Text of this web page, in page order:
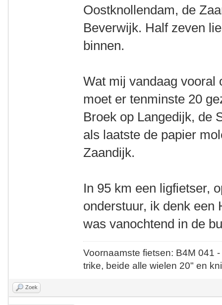
Oostknollendam, de
Beverwijk. Half zeven
binnen.
Wat mij vandaag vooral
moet er tenminste 20
Broek op Langedijk, de
als laatste de papier
Zaandijk.
In 95 km een ligfietser,
onderstuur, ik denk een
was vanochtend in de
Voornaamste fietsen: B4M
trike, beide alle wielen 20" en
Zoek